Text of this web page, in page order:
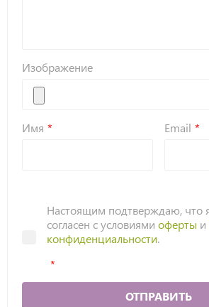
Изображение
Имя Email
Настоящим подтверждаю, что
согласен с условиями оферты и
конфиденциальности.
ОТПРАВИТЬ